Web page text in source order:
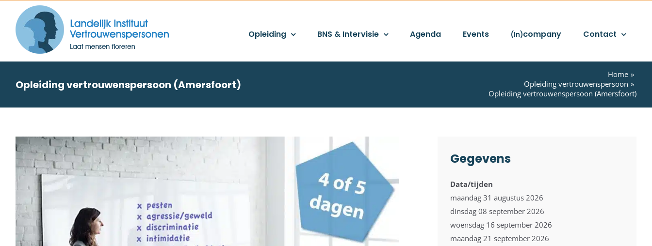
content
Opleiding BNS & Intervisie Agenda Events (In)company Contact
Opleiding vertrouwenspersoon (Amersfoort)
Home
Opleiding vertrouwenspersoon
Opleiding vertrouwenspersoon (Amersfoort)
Gegevens
Data/tijden
maandag 31 augustus 2026
dinsdag 08 september 2026
woensdag 16 september 2026
maandag 21 september 2026